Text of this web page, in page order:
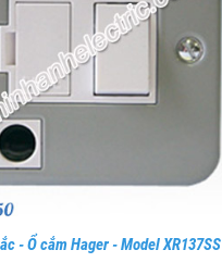
- Ổ cắm Hager - Model XR137SS